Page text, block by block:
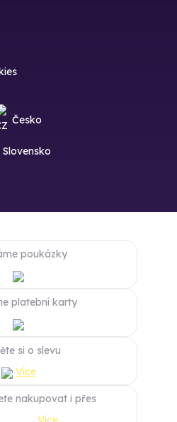
Česko
Slovensko
poukázky
platební karty
si o slevu
Více
nakupovat i přes